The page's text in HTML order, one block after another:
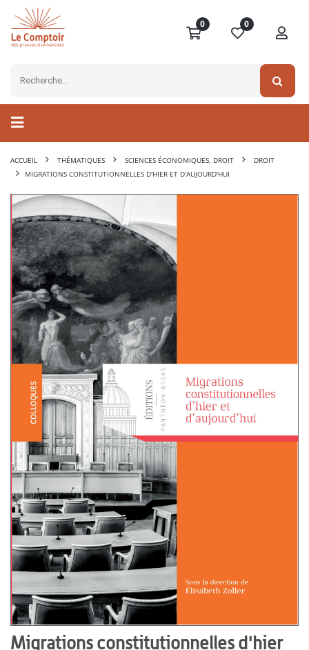
0 0
ACCUEIL THÉMATIQUES SCIENCES ÉCONOMIQUES, DROIT
DROIT
MIGRATIONS CONSTITUTIONNELLES D'HIER ET D'AUJOURD'HUI
Migrations constitutionnelles d'hier